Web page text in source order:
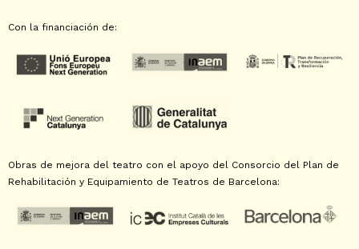
Con la financiación de:
Obras de mejora del teatro con el apoyo del Consorcio del Plan de
Rehabilitación y Equipamiento de Teatros de Barcelona: